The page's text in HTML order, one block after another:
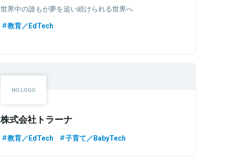
世界中の誰もが夢を追い続けられる世界へ
教育／EdTech
株式会社トラーナ
教育／EdTech 子育て／BabyTech